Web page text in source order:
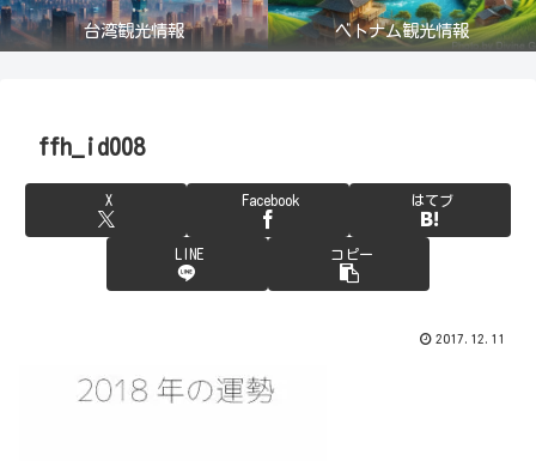
台湾観光情報 ベトナム観光情報
ffh_id008
X Facebook はてブ
LINE コピー
2017.12.11